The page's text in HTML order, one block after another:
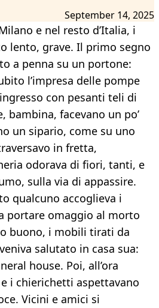
September 14, 2025
e nel resto d’Italia, i
lento, grave. Il primo segno
a penna su un portone:
l’impresa delle pompe
con pesanti teli di
bambina, facevano un po’
un sipario, come su uno
in fretta,
odorava di fiori, tanti, e
sulla via di appassire.
qualcuno accoglieva i
portare omaggio al morto
buono, i mobili tirati da
salutato in casa sua:
house. Poi, all’ora
i chierichetti aspettavano
Vicini e amici si